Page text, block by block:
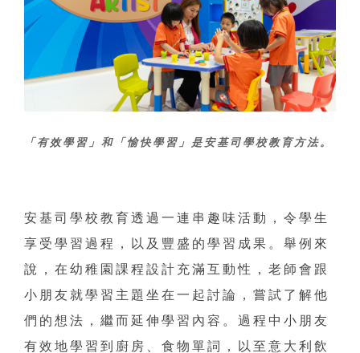
「有效學習」和「愉快學習」是安基司學校教育方法。
安基司學校教育透過一連串趣味活動，令學生
享受學習過程，以及豐盛的學習成果。舉例來
說，在幼稚園課程設計充滿互動性，老師會跟
小朋友就學習主題坐在一起討論，嘗試了解他
們的想法，繼而延伸學習內容。過程中小朋友
有效地學習到廚房、食物單詞，以至意大利飲